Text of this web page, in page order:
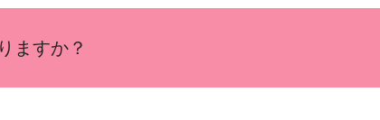
ますか？